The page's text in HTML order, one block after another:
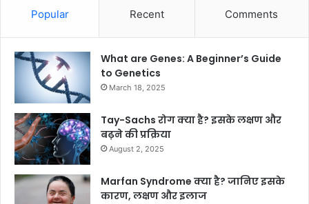
Popular Recent Comments
What are Genes: A Beginner’s Guide
to Genetics
March 18, 2025
Tay-Sachs रोग क्या है? इसके लक्षण और
बढ़ने की प्रक्रिया
August 2, 2025
Marfan Syndrome क्या है? जानिए इसके
कारण, लक्षण और इलाज